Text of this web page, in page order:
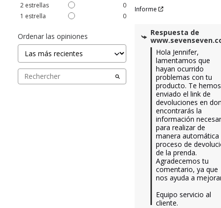
2 estrellas
0
1 estrella 0
Ordenar las opiniones
Informe
Respuesta de
Hola Jennifer,
lamentamos que
hayan ocurrido
problemas con tu
producto. Te hemos
enviado el link de
devoluciones en
encontrarás la
información
para realizar de
manera automática
proceso de
de la prenda.
Agradecemos tu
comentario, ya que
nos ayuda a
Equipo servicio al
cliente.